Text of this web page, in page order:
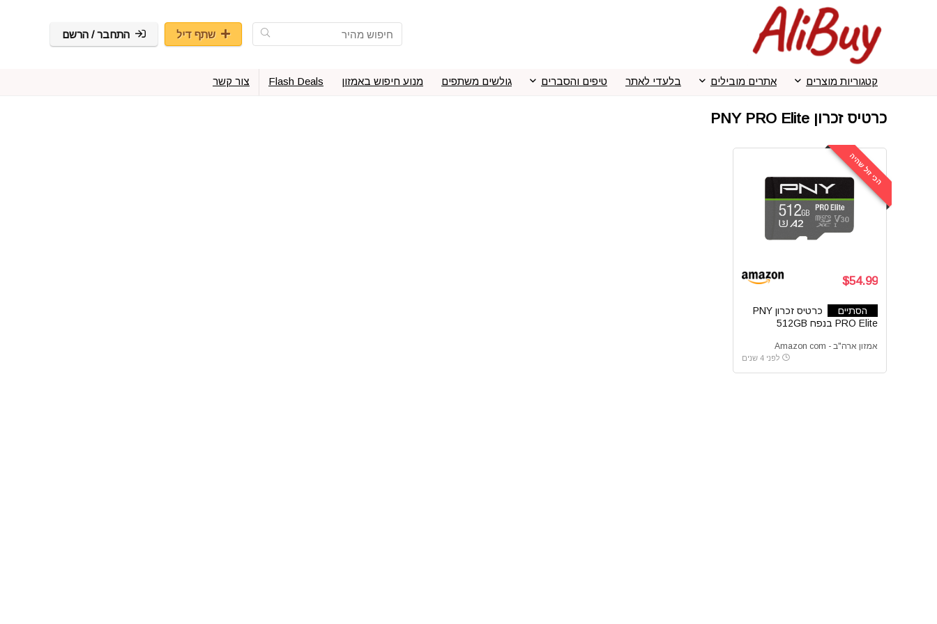
שתף דיל התחבר / הרשם
קטגוריות מוצרים אתרים מובילים בלעדי לאתר טיפים והסברים גולשים משתפים מנוע חיפוש באמזון Flash Deals צור קשר
כרטיס זכרון PNY PRO Elite
הכי זול שהיה
$54.99
הסתיים
כרטיס זכרון PNY
PRO Elite בנפח 512GB
אמזון ארה"ב - Amazon com
לפני 4 שנים